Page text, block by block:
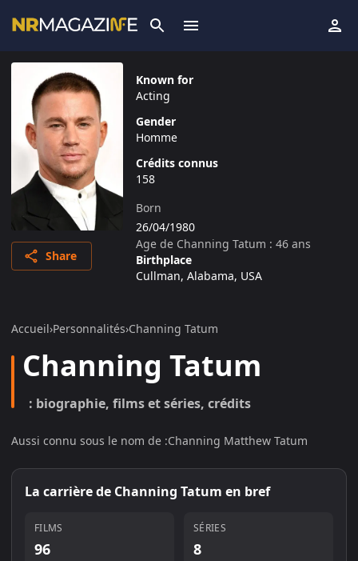
Share
Known for
Acting
Gender
Homme
Crédits connus
158
Born
26/04/1980
Age de Channing Tatum : 46 ans
Birthplace
Cullman, Alabama, USA
Accueil›Personnalités›Channing Tatum
Channing Tatum
: biographie, films et séries, crédits
Aussi connu sous le nom de :Channing Matthew Tatum
La carrière de Channing Tatum en bref
FILMS
96
SÉRIES
8